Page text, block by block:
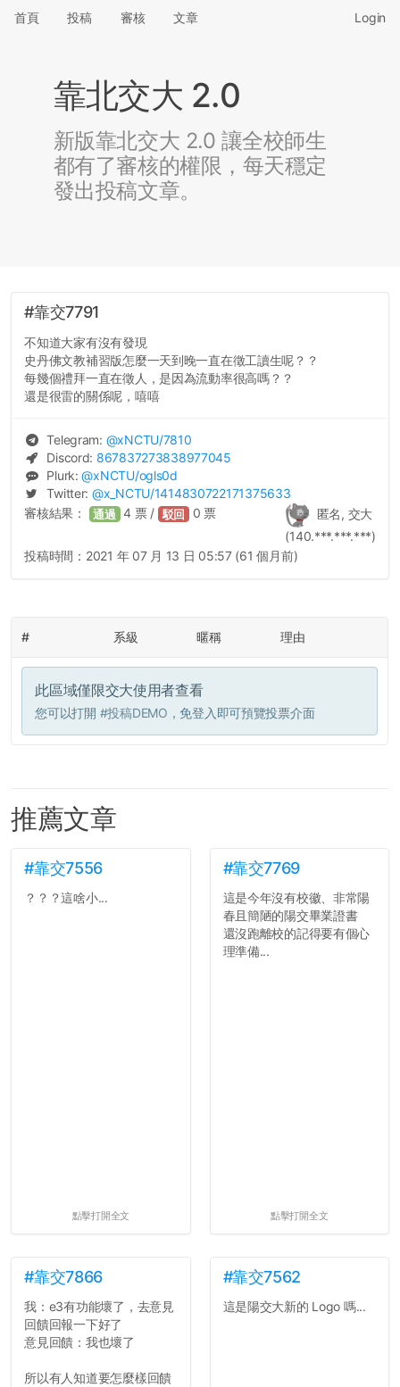
首頁 投稿 審核 文章 Login
靠北交大 2.0
新版靠北交大 2.0 讓全校師生
都有了審核的權限，每天穩定
發出投稿文章。
#靠交7791
不知道大家有沒有發現
史丹佛文教補習版怎麼一天到晚一直在徵工讀生呢？？
每幾個禮拜一直在徵人，是因為流動率很高嗎？？
還是很雷的關係呢，嘻嘻
Telegram: @xNCTU/7810
Discord: 867837273838977045
Plurk:@xNCTU/ogls0d
Twitter: @x_NCTU/1414830722171375633
匿名, 交大
(140.***.***.***)
審核結果： 通過 4 票 / 駁回 0 票
投稿時間： 2021 年 07 月 13 日 05:57 (61 個月前)
# 系級 暱稱 理由
此區域僅限交大使用者查看
您可以打開 #投稿DEMO ，免登入即可預覽投票介面
推薦文章
#靠交7556
？？？這啥小...
點擊打開全文
#靠交7769
這是今年沒有校徽、非常陽
春且簡陋的陽交畢業證書
還沒跑離校的記得要有個心
理準備...
點擊打開全文
#靠交7866
我：e3有功能壞了，去意見
回饋回報一下好了
意見回饋：我也壞了
所以有人知道要怎麼樣回饋
#靠交7562
這是陽交大新的 Logo 嗎...